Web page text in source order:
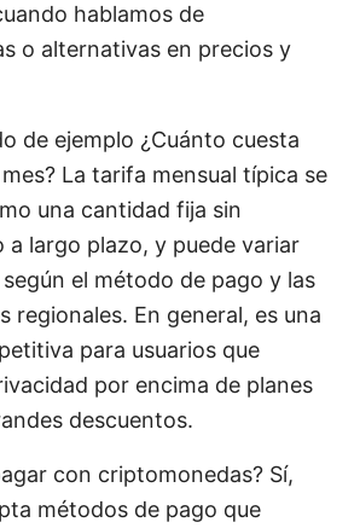
hablamos de
o alternativas en precios y
de ejemplo ¿Cuánto cuesta
La tarifa mensual típica se
una cantidad fija sin
a largo plazo, y puede variar
el método de pago y las
regionales. En general, es una
para usuarios que
por encima de planes
descuentos.
con criptomonedas? Sí,
métodos de pago que